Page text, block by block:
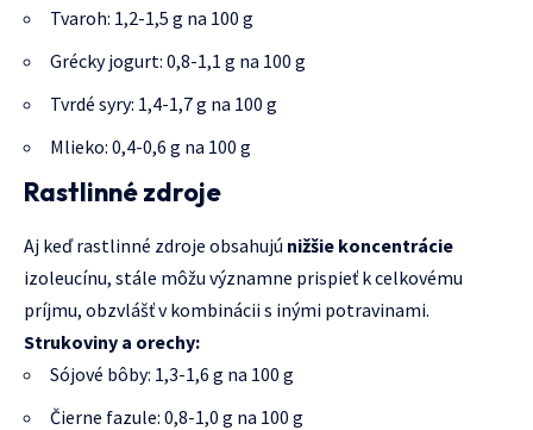
Tvaroh: 1,2-1,5 g na 100 g
Grécky jogurt: 0,8-1,1 g na 100 g
Tvrdé syry: 1,4-1,7 g na 100 g
Mlieko: 0,4-0,6 g na 100 g
Rastlinné zdroje
Aj keď rastlinné zdroje obsahujú nižšie koncentrácie
izoleucínu, stále môžu významne prispieť k celkovému
príjmu, obzvlášť v kombinácii s inými potravinami.
Strukoviny a orechy:
Sójové bôby: 1,3-1,6 g na 100 g
Čierne fazule: 0,8-1,0 g na 100 g